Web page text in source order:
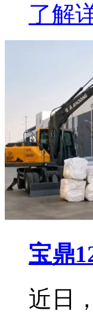
了解
宝鼎
近日